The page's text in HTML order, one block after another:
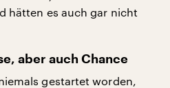
hätten es auch gar nicht
aber auch Chance
gestartet worden,